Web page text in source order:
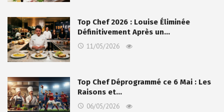
Top Chef 2026 : Louise Éliminée
Définitivement Après un…
11/05/2026
Top Chef Déprogrammé ce 6 Mai : Les
Raisons et…
06/05/2026